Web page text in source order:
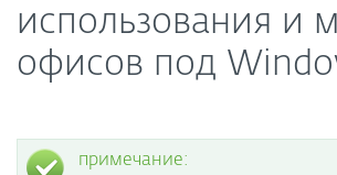
использования и
офисов под
примечание: